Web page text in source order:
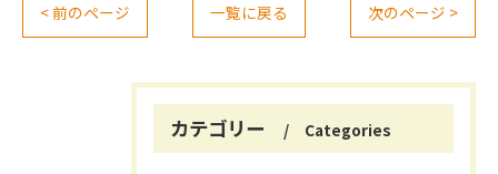
< 前のページ 一覧に戻る 次のページ >
カテゴリー Categories